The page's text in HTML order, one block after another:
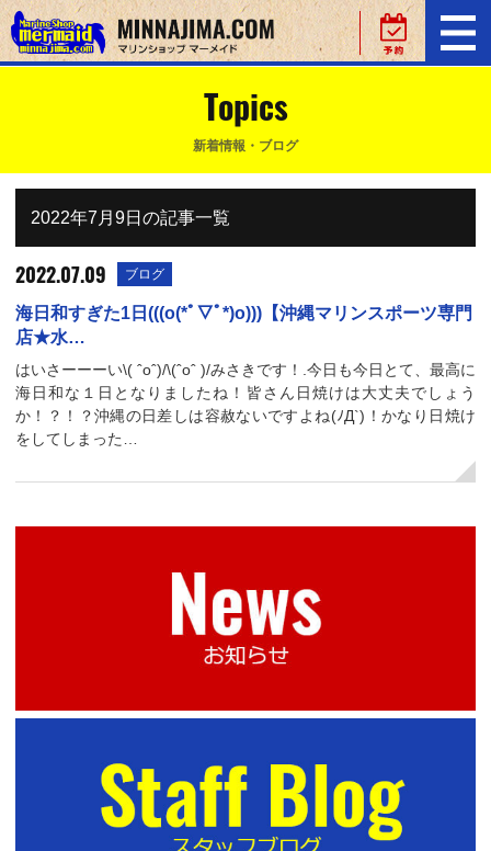
Topics
新着情報・ブログ
2022年7月9日の記事一覧
2022.07.09 ブログ
海日和すぎた1日(((o(*ﾟ▽ﾟ*)o)))【沖縄マリンスポーツ専門
店★水…
はいさーーーい\( ˆoˆ)/\(ˆoˆ )/みさきです！.今日も今日とて、最高に
海日和な１日となりましたね！皆さん日焼けは大丈夫でしょう
か！？！？沖縄の日差しは容赦ないですよね(ﾉД`)！かなり日焼け
をしてしまった…